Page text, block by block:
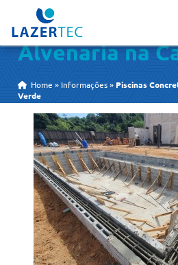
Piscinas
Alvenaria na
Home » Informações » Piscinas
Verde